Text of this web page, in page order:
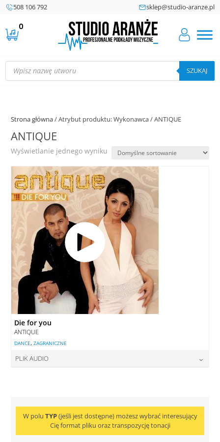
508 106 792 sklep@studio-aranze.pl
0
Wyszukiwarka
produktów SZUKAJ
Strona główna/ Atrybut produktu: Wykonawca / ANTIQUE
ANTIQUE
Wyświetlanie jednego wyniku
Die for you
ANTIQUE
DANCE,ZAGRANICZNE
PLIK AUDIO
W polu TYP(jeśli jest dostępne) możesz wybrać interesujący
Cię format pliku oraz transpozycję tonacji